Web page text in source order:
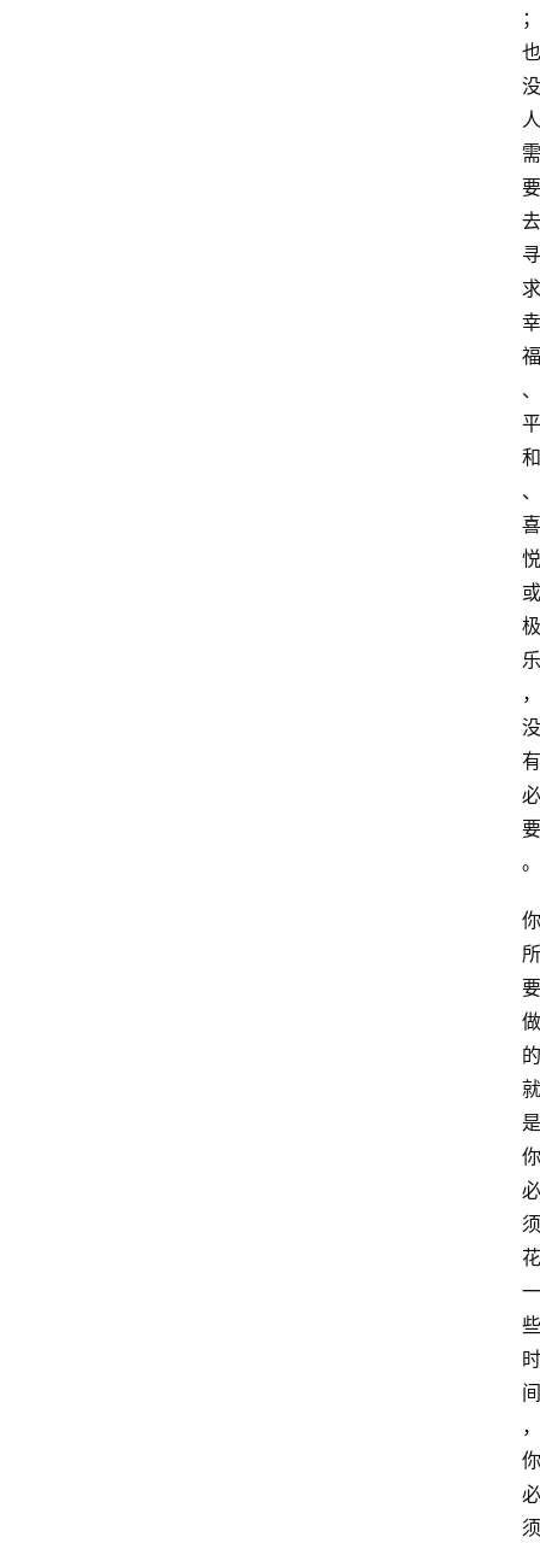
；
也
没
人
需
要
去
寻
求
幸
福
、
平
和
、
喜
悦
或
极
乐
，
没
有
必
要
。
你
所
要
做
的
就
是
你
必
须
花
一
些
时
间
，
你
必
须